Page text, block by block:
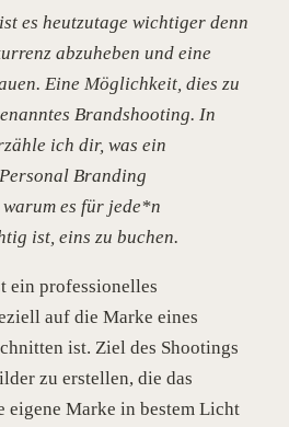
es heutzutage wichtiger denn
abzuheben und eine
Eine Möglichkeit, dies zu
Brandshooting. In
ich dir, was ein
Branding
es für jede*n
ist, eins zu buchen.
ein professionelles
auf die Marke eines
ist. Ziel des Shootings
zu erstellen, die das
eigene Marke in bestem Licht